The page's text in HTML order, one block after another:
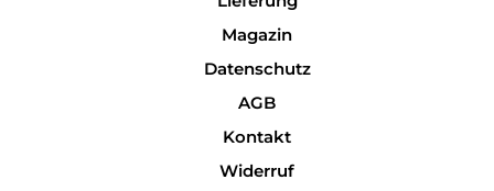
Magazin
Datenschutz
AGB
Kontakt
Widerruf